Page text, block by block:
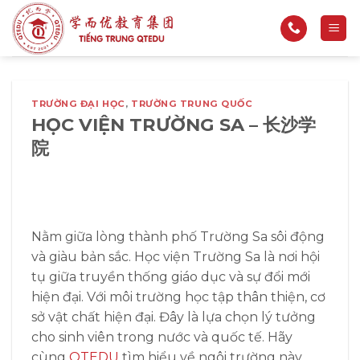
qua
nội
TRƯỜNG ĐẠI HỌC, TRƯỜNG TRUNG QUỐC
HỌC VIỆN TRƯỜNG SA – 长沙学
院
Nằm giữa lòng thành phố Trường Sa sôi động
và giàu bản sắc. Học viện Trường Sa là nơi hội
tụ giữa truyền thống giáo dục và sự đổi mới
hiện đại. Với môi trường học tập thân thiện, cơ
sở vật chất hiện đại. Đây là lựa chọn lý tưởng
cho sinh viên trong nước và quốc tế. Hãy
cùng QTEDU tìm hiểu về ngôi trường này